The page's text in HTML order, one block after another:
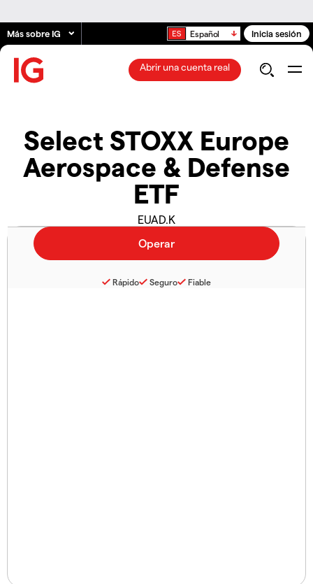
Más sobre IG Español Inicia sesión
Abrir una cuenta real
Select STOXX Europe
Aerospace & Defense
ETF
EUAD.K
Rápido Seguro Fiable